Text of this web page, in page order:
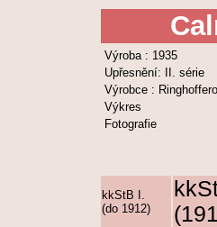
Výroba : 1935
Upřesnění: II. série
Výrobce :
Výkres
Fotografie
kkStB I.
(do 1912)